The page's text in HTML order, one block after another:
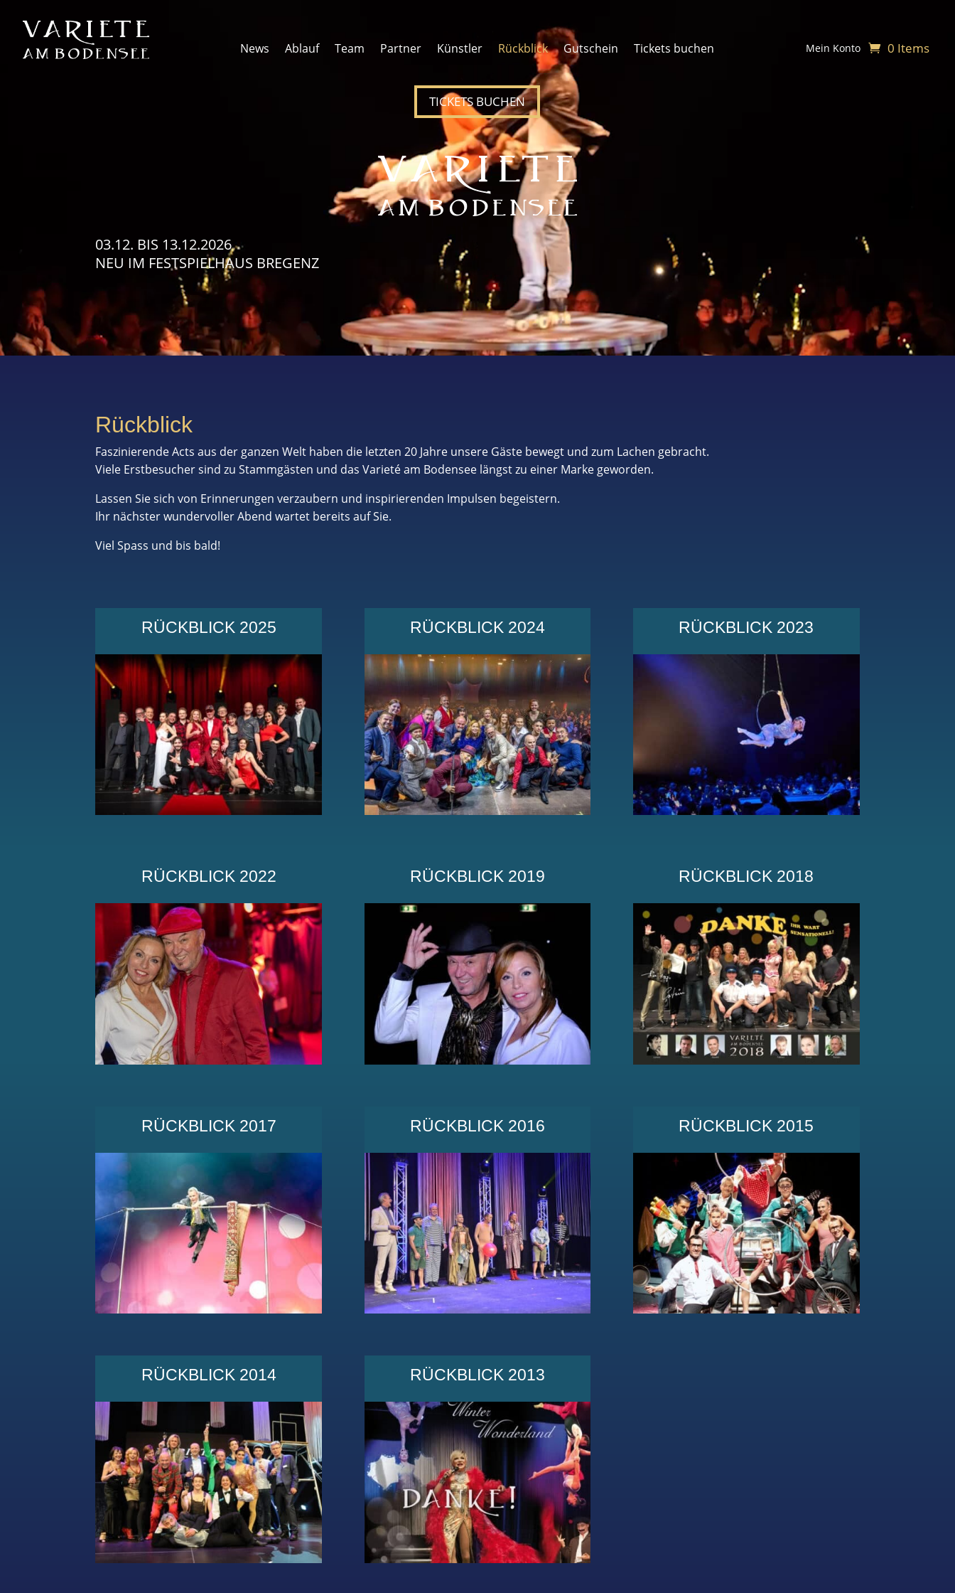
Player
News
Ablauf Team Partner Künstler Rückblick Gutschein Tickets buchen
TICKETS BUCHEN
Mein Konto 0 Items
03.12. BIS 13.12.2026
NEU IM FESTSPIELHAUS BREGENZ
Rückblick
Faszinierende Acts aus der ganzen Welt haben die letzten 20 Jahre unsere Gäste bewegt und zum Lachen gebracht.
Viele Erstbesucher sind zu Stammgästen und das Varieté am Bodensee längst zu einer Marke geworden.
Lassen Sie sich von Erinnerungen verzaubern und inspirierenden Impulsen begeistern.
Ihr nächster wundervoller Abend wartet bereits auf Sie.
Viel Spass und bis bald!
RÜCKBLICK 2025 RÜCKBLICK 2024 RÜCKBLICK 2023
RÜCKBLICK 2022 RÜCKBLICK 2019 RÜCKBLICK 2018
RÜCKBLICK 2017 RÜCKBLICK 2016 RÜCKBLICK 2015
RÜCKBLICK 2014 RÜCKBLICK 2013